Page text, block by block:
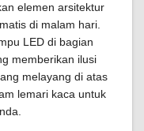
elemen arsitektur
di malam hari.
LED di bagian
memberikan ilusi
melayang di atas
lemari kaca untuk